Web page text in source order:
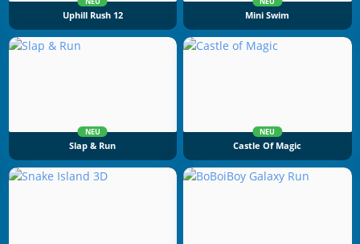
Uphill Rush 12 Mini Swim
NEU
Slap & Run
NEU
Castle Of Magic